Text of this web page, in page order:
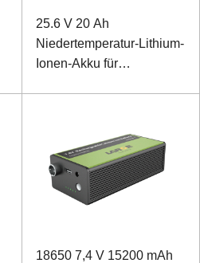
25.6 V 20 Ah
Niedertemperatur-Lithium-
Ionen-Akku für
18650 7,4 V 15200 mAh